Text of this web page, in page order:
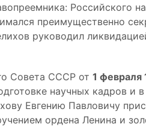
Российского
преимущественно
руководил
Совета СССР от 1 февраля
научных кадров и
Евгению Павловичу
ордена Ленина и